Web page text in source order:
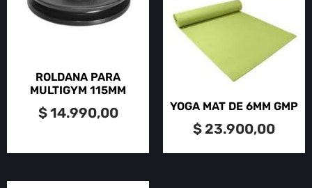
ROLDANA PARA
MULTIGYM 115MM
$14.990,00 YOGA MAT DE 6MM GMP
$23.900,00